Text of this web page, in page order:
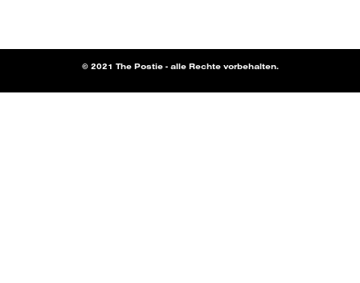
© 2021 The Postie - alle Rechte vorbehalten.